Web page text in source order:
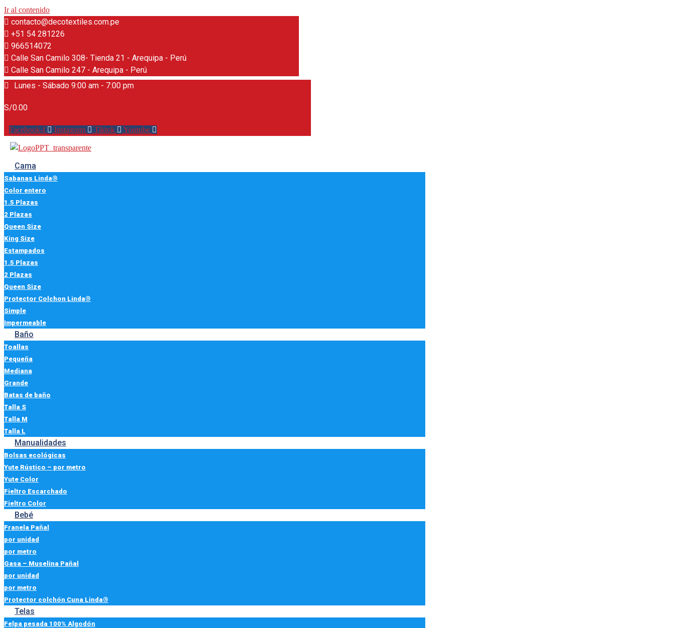
Ir al contenido
contacto@decotextiles.com.pe
+51 54 281226
966514072
Calle San Camilo 308- Tienda 21 - Arequipa - Perú
Calle San Camilo 247 - Arequipa - Perú​
Lunes - Sábado 9:00 am - 7:00 pm
S/0.00
Facebook-f Instagram Tiktok Youtube
Cama
Sabanas Linda®
Color entero
1.5 Plazas
2 Plazas
Queen Size
King Size
Estampados
1.5 Plazas
2 Plazas
Queen Size
Protector Colchon Linda®
Simple
Impermeable
Baño
Toallas
Pequeña
Mediana
Grande
Batas de baño
Talla S
Talla M
Talla L
Manualidades
Bolsas ecológicas
Yute Rústico – por metro
Yute Color
Fieltro Escarchado
Fieltro Color
Bebé
Franela Pañal
por unidad
por metro
Gasa – Muselina Pañal
por unidad
por metro
Protector colchón Cuna Linda®
Telas
Felpa pesada 100% Algodón